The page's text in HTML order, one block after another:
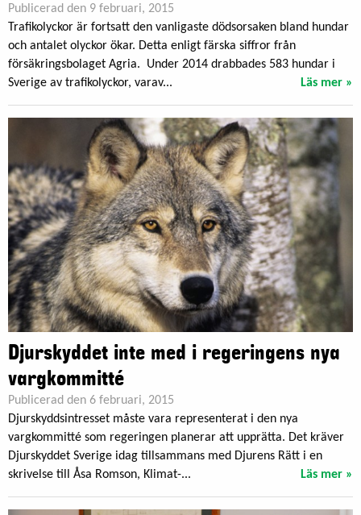
Publicerad den 9 februari, 2015
Trafikolyckor är fortsatt den vanligaste dödsorsaken bland hundar
och antalet olyckor ökar. Detta enligt färska siffror från
försäkringsbolaget Agria. Under 2014 drabbades 583 hundar i
Sverige av trafikolyckor, varav...
Läs mer »
Djurskyddet inte med i regeringens nya
vargkommitté
Publicerad den 6 februari, 2015
Djurskyddsintresset måste vara representerat i den nya
vargkommitté som regeringen planerar att upprätta. Det kräver
Djurskyddet Sverige idag tillsammans med Djurens Rätt i en
skrivelse till Åsa Romson, Klimat-...
Läs mer »